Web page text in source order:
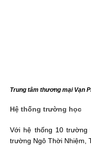
Trung tâm thương mại Vạn
Hệ thống trường học
Với hệ thống 10
trường Ngô Thời Nhiệm,